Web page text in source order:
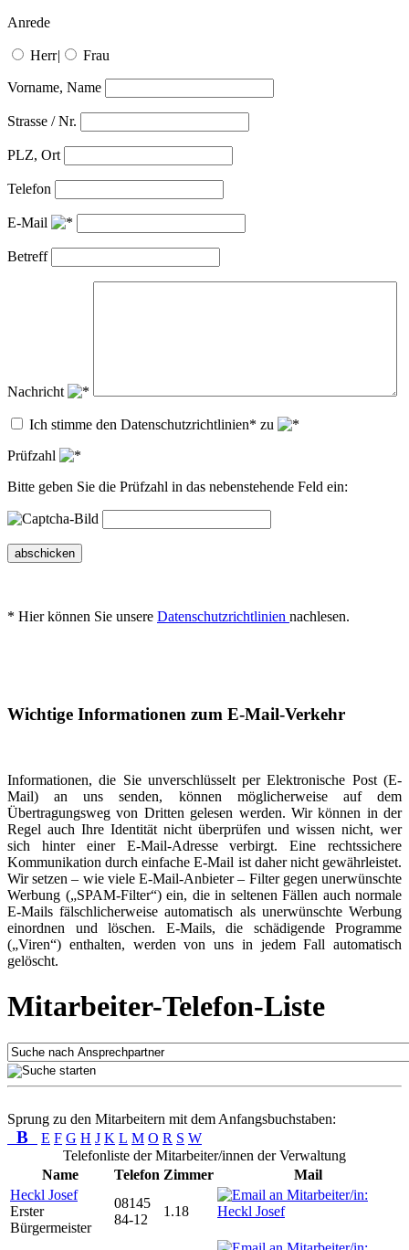
Anrede
Herr| Frau
Vorname, Name
Strasse / Nr.
PLZ, Ort
Telefon
E-Mail
Betreff
Nachricht
Ich stimme den Datenschutzrichtlinien* zu
Prüfzahl
Bitte geben Sie die Prüfzahl in das nebenstehende Feld ein:
abschicken
* Hier können Sie unsere Datenschutzrichtlinien nachlesen.
Wichtige Informationen zum E-Mail-Verkehr
Informationen, die Sie unverschlüsselt per Elektronische Post (E-
Mail) an uns senden, können möglicherweise auf dem
Übertragungsweg von Dritten gelesen werden. Wir können in der
Regel auch Ihre Identität nicht überprüfen und wissen nicht, wer
sich hinter einer E-Mail-Adresse verbirgt. Eine rechtssichere
Kommunikation durch einfache E-Mail ist daher nicht gewährleistet.
Wir setzen – wie viele E-Mail-Anbieter – Filter gegen unerwünschte
Werbung („SPAM-Filter“) ein, die in seltenen Fällen auch normale
E-Mails fälschlicherweise automatisch als unerwünschte Werbung
einordnen und löschen. E-Mails, die schädigende Programme
(„Viren“) enthalten, werden von uns in jedem Fall automatisch
gelöscht.
Mitarbeiter-Telefon-Liste
Sprung zu den Mitarbeitern mit dem Anfangsbuchstaben:
B E F G H J K L M O R S W
Telefonliste der Mitarbeiter/innen der Verwaltung
Name
Telefon Zimmer
Mail
Heckl Josef
Erster
Bürgermeister
08145
84-12
1.18